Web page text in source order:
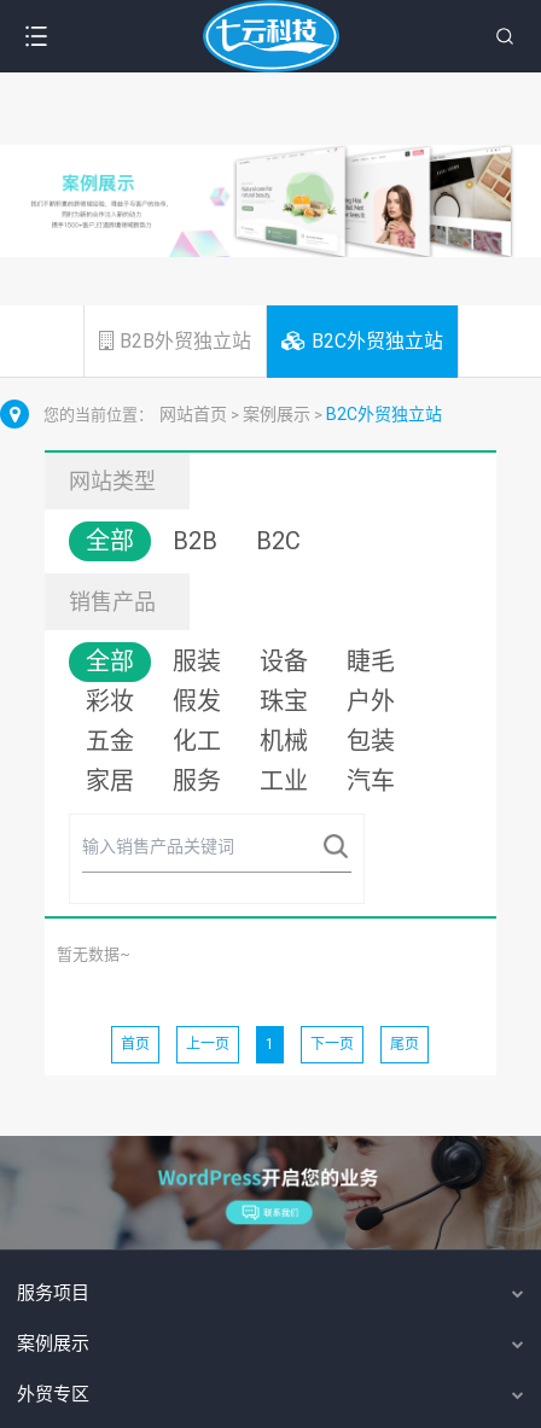
B2B外贸独立站 B2C外贸独立站
您的当前位置： 网站首页 > 案例展示 > B2C外贸独立站
网站类型
全部 B2B B2C
销售产品
全部 服装 设备
睫毛
彩妆
假发 珠宝
户外
五金
化工 机械
包装
家居
服务 工业 汽车
暂无数据~
首页 上一页 1 下一页 尾页
服务项目
案例展示
外贸专区